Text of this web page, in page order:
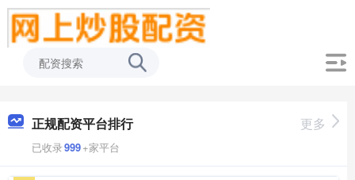
正规配资平台排行
已收录999+家平台
更多